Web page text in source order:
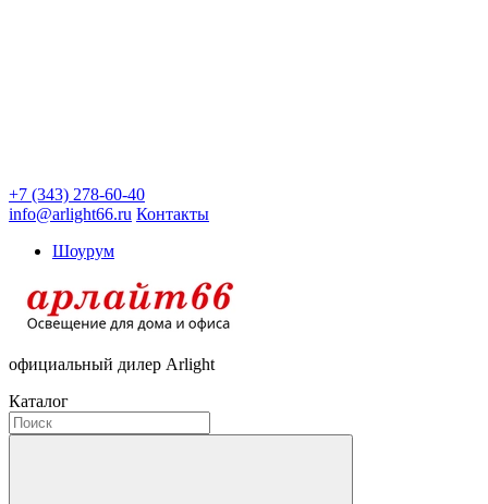
+7 (343) 278-60-40
info@arlight66.ru Контакты
Шоурум
официальный дилер Arlight
Каталог